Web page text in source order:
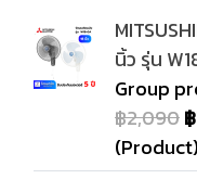
นิ้ว รุ่น
Group
฿2,090
(Product)